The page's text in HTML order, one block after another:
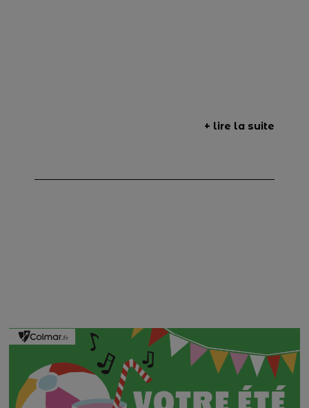
+ lire la suite